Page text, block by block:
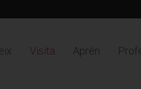
Visita Aprèn
Mapa